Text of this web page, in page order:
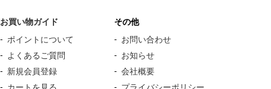
お買い物ガイド
ポイントについて
よくあるご質問
新規会員登録
カートを見る
その他
お問い合わせ
お知らせ
会社概要
プライバシーポリシー